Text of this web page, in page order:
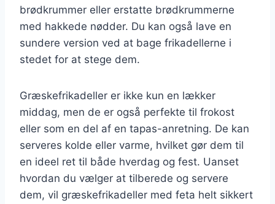
brødkrummer eller erstatte brødkrummerne
med hakkede nødder. Du kan også lave en
sundere version ved at bage frikadellerne i
stedet for at stege dem.
Græskefrikadeller er ikke kun en lækker
middag, men de er også perfekte til frokost
eller som en del af en tapas-anretning. De kan
serveres kolde eller varme, hvilket gør dem til
en ideel ret til både hverdag og fest. Uanset
hvordan du vælger at tilberede og servere
dem, vil græskefrikadeller med feta helt sikkert